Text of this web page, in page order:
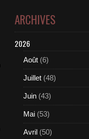
ARCHIVES
2026
Août (6)
Juillet (48)
Juin (43)
Mai (53)
Avril (50)